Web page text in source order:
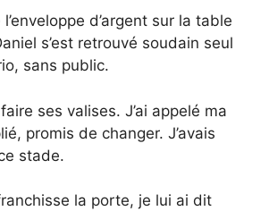
d’argent sur la table
s’est retrouvé soudain seul
sans public.
ses valises. J’ai appelé ma
promis de changer. J’avais
stade.
la porte, je lui ai dit